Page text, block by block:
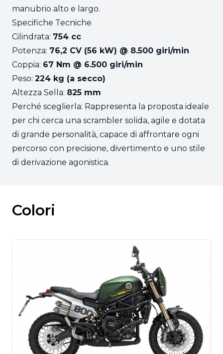
manubrio alto e largo.
Specifiche Tecniche
Cilindrata: 754 cc
Potenza: 76,2 CV (56 kW) @ 8.500 giri/min
Coppia: 67 Nm @ 6.500 giri/min
Peso: 224 kg (a secco)
Altezza Sella: 825 mm
Perché sceglierla: Rappresenta la proposta ideale
per chi cerca una scrambler solida, agile e dotata
di grande personalità, capace di affrontare ogni
percorso con precisione, divertimento e uno stile
di derivazione agonistica.
Colori